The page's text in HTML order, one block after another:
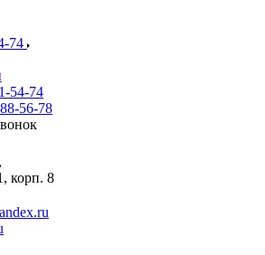
74
54-74
56-78
корп. 8